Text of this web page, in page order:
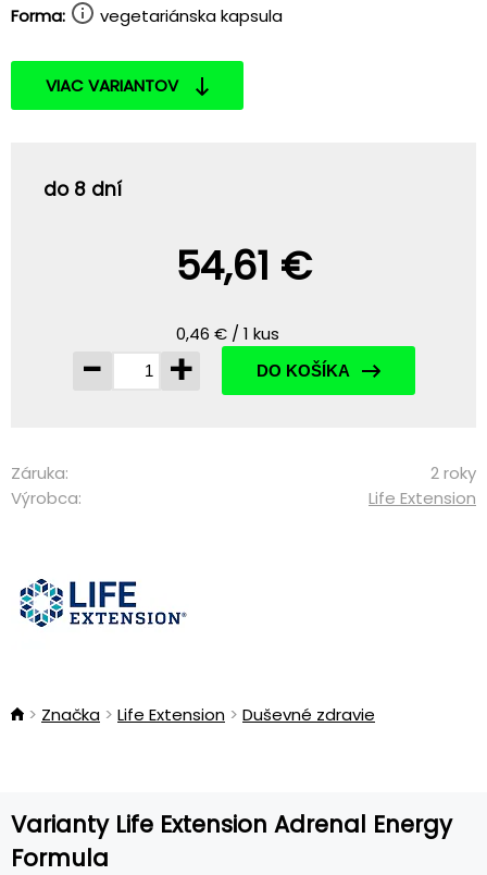
Forma:
vegetariánska kapsula
VIAC VARIANTOV
do 8 dní
54,61 €
0,46 € / 1 kus
- + DO KOŠÍKA
Záruka:
2 roky
Výrobca:
Life Extension
Značka Life Extension Duševné zdravie
Varianty Life Extension Adrenal Energy
Formula